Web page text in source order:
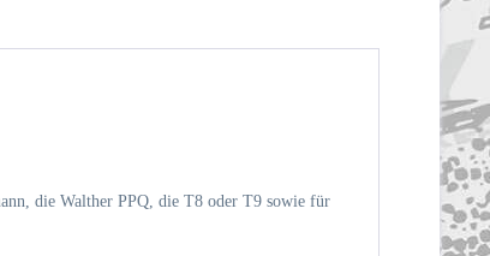
die Walther PPQ, die T8 oder T9 sowie für